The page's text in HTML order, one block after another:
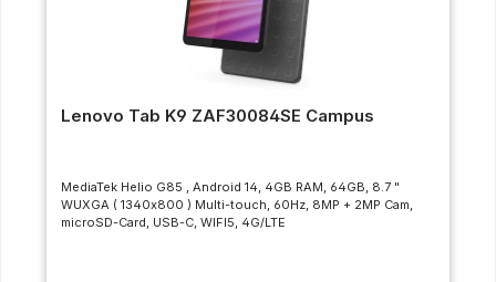
Lenovo Tab K9 ZAF30084SE Campus
MediaTek Helio G85 , Android 14, 4GB RAM, 64GB, 8.7 "
WUXGA ( 1340x800 ) Multi-touch, 60Hz, 8MP + 2MP Cam,
microSD-Card, USB-C, WIFI5, 4G/LTE